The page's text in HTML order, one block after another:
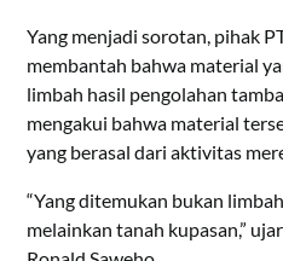
Yang menjadi sorotan, pihak
membantah bahwa material
limbah hasil pengolahan
mengakui bahwa material
yang berasal dari aktivitas
“Yang ditemukan bukan
melainkan tanah kupasan,”